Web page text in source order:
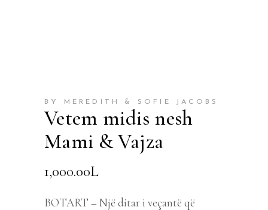
BY MEREDITH & SOFIE JACOBS
Vetem midis nesh
Mami & Vajza
1,000.00L
BOTART – Një ditar i veçantë që